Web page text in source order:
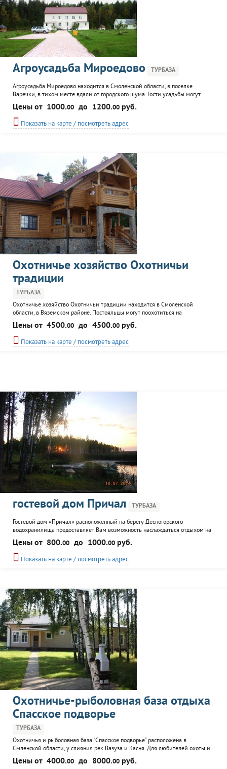
Агроусадьба Мироедово ТУРБАЗА
Агроусадьба Мироедово находится в Смоленской области, в поселке
Варечки, в тихом месте вдали от городского шума. Гости усадьбы могут
расположиться в комфортабельном доме в просторными номерами. В
усадьбе есть сауна, где можно расслабиться после напряженного трудового
дня. Ресторан порадует гостей изысканными блюдами.
Цены от 1000.00 до 1200.00 руб.
Показать на карте / посмотреть адрес
Охотничье хозяйство Охотничьи
традиции
ТУРБАЗА
Охотничье хозяйство Охотничьи традиции находится в Смоленской
области, в Вяземском районе. Постояльцы могут поохотиться на
разнообразных животных или просто отдохнуть на природе. К услугам
гостей охотхозяйства проживание в домике со всеми удобствами. На
территории есть бар/ресторан, где опытный повар может приготовить
блюда из охотничьих трофеев.
Цены от 4500.00 до 4500.00 руб.
Показать на карте / посмотреть адрес
гостевой дом Причал ТУРБАЗА
Гостевой дом «Причал» расположенный на берегу Десногорского
водохранилища предоставляет Вам возможность наслаждаться отдыхом на
природе 365 дней в году. Благоустроенные номера, столовая
самообслуживания, баня на дровах, беседки и мангалы, детская площадка,
прогулки на катере по водохранилищу, сбор ягод и грибов, рыбалка круглый
год и другие прелести - к Вашим услугам. А для любителей...
Цены от 800.00 до 1000.00 руб.
Показать на карте / посмотреть адрес
Охотничье-рыболовная база отдыха
Спасское подворье
ТУРБАЗА
Охотничья и рыболовная база "Спасское подворье" расположена в
Смленской области, у слияния рек Вазуза и Касня. Для любителей охоты и
рыбной ловли предлагается размещение на базе, в номерах "стандарт" и
"VIP", трехразовое питание, сауна, бильярд, организация пикников, прокат
Цены от 4000.00 до 8000.00 руб.